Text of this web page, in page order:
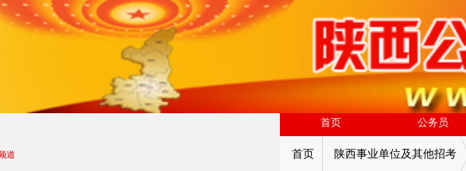
首页 公务员
首页 陕西事业单位及其他招考
道